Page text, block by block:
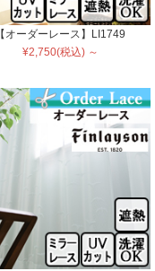
【オーダーレース】LI1749
¥2,750(税込) ～